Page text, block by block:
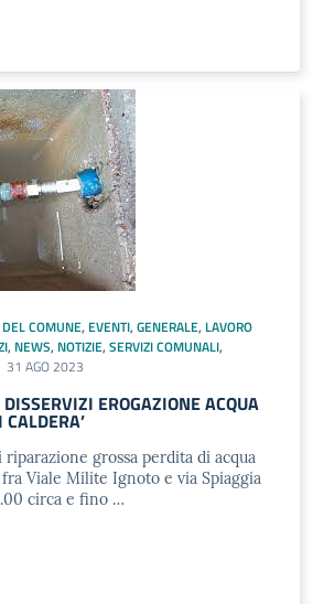
COMUNE, EVENTI, GENERALE, LAVORO
, NEWS, NOTIZIE, SERVIZI COMUNALI,
31 AGO 2023
EROGAZIONE ACQUA
grossa perdita di acqua
Viale Milite Ignoto e via Spiaggia
circa e fino …